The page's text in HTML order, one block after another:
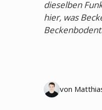
dieselben
hier, was
von